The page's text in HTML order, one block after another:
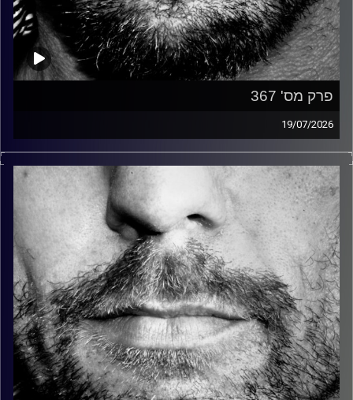
פרק מס' 367
19/07/2026
זיפים, מוזיקה מחוספסת של הופעות חיות. הרבה ג'אם, רוק,
בלוז, bluegrass, ג'אז, Fאנק, פרוגרסיב ואפילו אלקטרוניקה.
כל מה שחי, אמיתי ונושם.
עם שמוליק רגב.
קרדיט תמונות: David Goehring